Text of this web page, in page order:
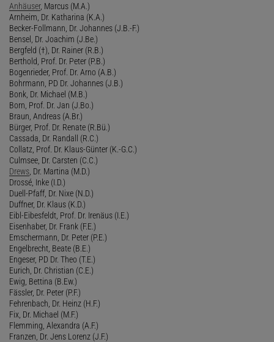
Anhäuser, Marcus (M.A.)
Arnheim, Dr. Katharina (K.A.)
Becker-Follmann, Dr. Johannes (J.B.-F.)
Bensel, Dr. Joachim (J.Be.)
Bergfeld (†), Dr. Rainer (R.B.)
Berthold, Prof. Dr. Peter (P.B.)
Bogenrieder, Prof. Dr. Arno (A.B.)
Bohrmann, PD Dr. Johannes (J.B.)
Bonk, Dr. Michael (M.B.)
Born, Prof. Dr. Jan (J.Bo.)
Braun, Andreas (A.Br.)
Bürger, Prof. Dr. Renate (R.Bü.)
Cassada, Dr. Randall (R.C.)
Collatz, Prof. Dr. Klaus-Günter (K.-G.C.)
Culmsee, Dr. Carsten (C.C.)
Drews , Dr. Martina (M.D.)
Drossé, Inke (I.D.)
Duell-Pfaff, Dr. Nixe (N.D.)
Duffner, Dr. Klaus (K.D.)
Eibl-Eibesfeldt, Prof. Dr. Irenäus (I.E.)
Eisenhaber, Dr. Frank (F.E.)
Emschermann, Dr. Peter (P.E.)
Engelbrecht, Beate (B.E.)
Engeser, PD Dr. Theo (T.E.)
Eurich, Dr. Christian (C.E.)
Ewig, Bettina (B.Ew.)
Fässler, Dr. Peter (P.F.)
Fehrenbach, Dr. Heinz (H.F.)
Fix, Dr. Michael (M.F.)
Flemming, Alexandra (A.F.)
Franzen, Dr. Jens Lorenz (J.F.)